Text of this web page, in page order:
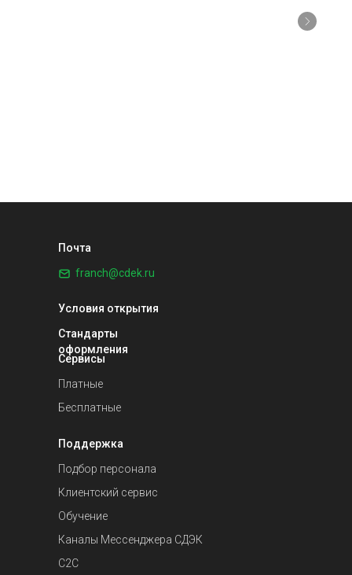
Условия открытия
Стандарты
оформления
Сервисы
Почта
franch@cdek.ru
Поддержка
Клиентский сервис
Обучение
С2С
Каналы Мессенджера СДЭК
Подбор персонала
Бесплатные
Платные